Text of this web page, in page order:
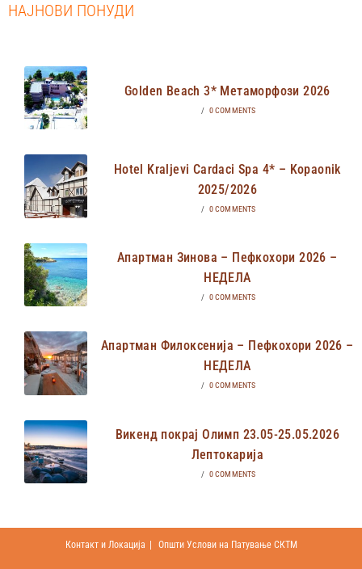
НАЈНОВИ ПОНУДИ
Golden Beach 3* Метаморфози 2026
/ 0 COMMENTS
Hotel Kraljevi Cardaci Spa 4* – Kopaonik
2025/2026
/ 0 COMMENTS
Апартман Зинова – Пефкохори 2026 –
НЕДЕЛА
/ 0 COMMENTS
Апартман Филоксенија – Пефкохори 2026 –
НЕДЕЛА
/ 0 COMMENTS
Викенд покрај Олимп 23.05-25.05.2026
Лептокарија
/ 0 COMMENTS
Контакт и Локација Општи Услови на Патување СКТМ